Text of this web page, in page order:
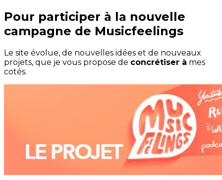
Pour participer à la nouvelle
campagne de Musicfeelings
Le site évolue, de nouvelles idées et de nouveaux
projets, que je vous propose de concrétiser à mes
cotés.